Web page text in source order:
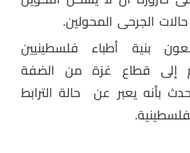
الجرحى المحولين.
بنية أطباء فلسطينيين
إلى قطاع غزة من الضفة
بأنه يعبر عن حالة الترابط